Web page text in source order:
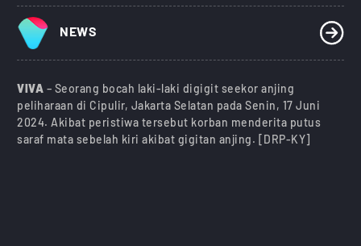
NEWS
VIVA – Seorang bocah laki-laki digigit seekor anjing
peliharaan di Cipulir, Jakarta Selatan pada Senin, 17 Juni
2024. Akibat peristiwa tersebut korban menderita putus
saraf mata sebelah kiri akibat gigitan anjing. [DRP-KY]